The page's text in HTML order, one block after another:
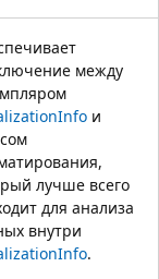
между
и
лучше всего
для анализа
внутри
.